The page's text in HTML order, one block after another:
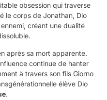
obsession qui traverse
le corps de Jonathan, Dio
créant une dualité
après sa mort apparente.
continue de hanter
à travers son fils Giorno
élève Dio
.